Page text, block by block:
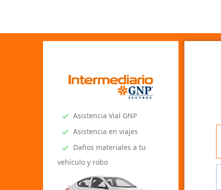
Asistencia Vial GNP
Asistencia en viajes
Daños materiales a tu
vehículo y robo